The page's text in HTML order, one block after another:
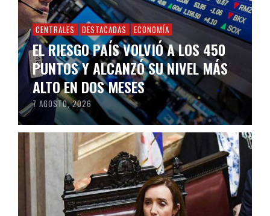
CENTRALES DESTACADAS ECONOMÍA
EL RIESGO PAÍS VOLVIÓ A LOS 450
PUNTOS Y ALCANZÓ SU NIVEL MÁS
ALTO EN DOS MESES
7 AGOSTO, 2026